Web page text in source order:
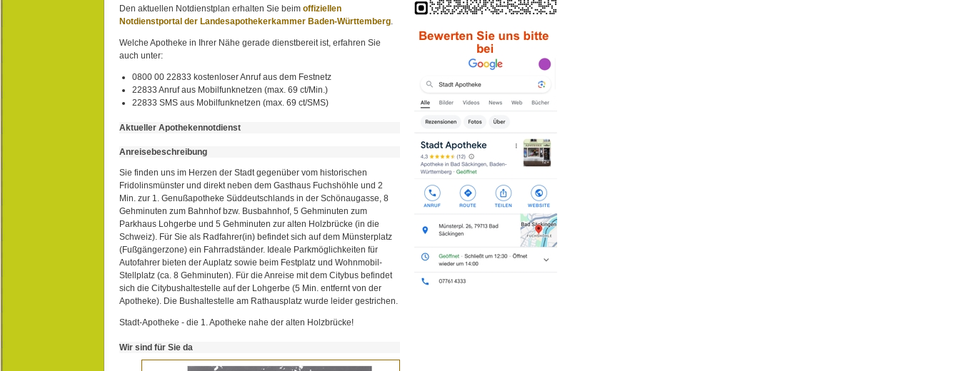
Den aktuellen Notdienstplan erhalten Sie beim offiziellen
Notdienstportal der Landesapothekerkammer Baden-Württemberg
Welche Apotheke in Ihrer Nähe gerade dienstbereit ist, erfahren Sie
auch unter:
0800 00 22833 kostenloser Anruf aus dem Festnetz
22833 Anruf aus Mobilfunknetzen (max. 69 ct/Min.)
22833 SMS aus Mobilfunknetzen (max. 69 ct/SMS)
Aktueller Apothekennotdienst
Anreisebeschreibung
Sie finden uns im Herzen der Stadt gegenüber vom historischen
Fridolinsmünster und direkt neben dem Gasthaus Fuchshöhle und 2
Min. zur 1. Genußapotheke Süddeutschlands in der Schönaugasse, 8
Gehminuten zum Bahnhof bzw. Busbahnhof, 5 Gehminuten zum
Parkhaus Lohgerbe und 5 Gehminuten zur alten Holzbrücke (in die
Schweiz). Für Sie als Radfahrer(in) befindet sich auf dem Münsterplatz
(Fußgängerzone) ein Fahrradständer. Ideale Parkmöglichkeiten für
Autofahrer bieten der Auplatz sowie beim Festplatz und Wohnmobil-
Stellplatz (ca. 8 Gehminuten). Für die Anreise mit dem Citybus befindet
sich die Citybushaltestelle auf der Lohgerbe (5 Min. entfernt von der
Apotheke). Die Bushaltestelle am Rathausplatz wurde leider gestrichen.
Stadt-Apotheke - die 1. Apotheke nahe der alten Holzbrücke!
Wir sind für Sie da